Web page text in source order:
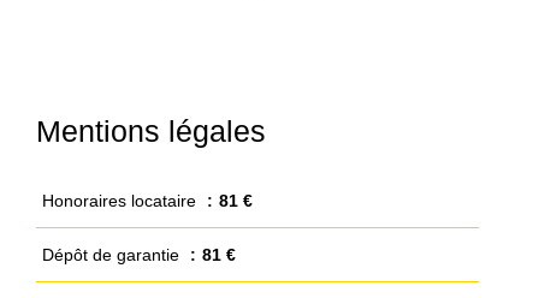
Mentions légales
Honoraires locataire 81 €
Dépôt de garantie 81 €